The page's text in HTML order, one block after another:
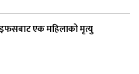
एक महिलाको मृत्यु